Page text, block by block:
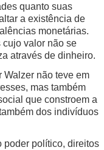
quanto suas
a existência de
monetárias.
cujo valor não se
através de dinheiro.
Walzer não teve em
mas também
que constroem a
dos indivíduos
poder político, direitos